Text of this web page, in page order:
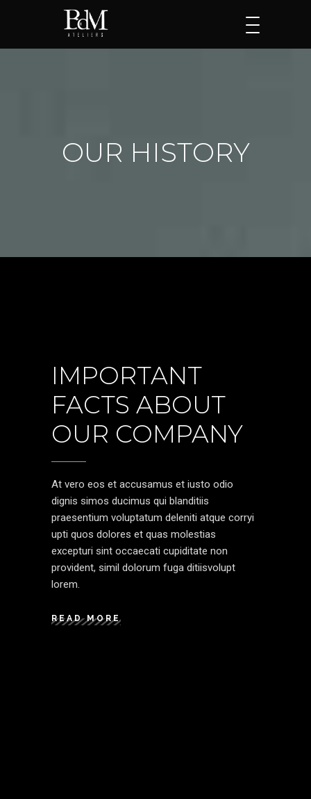
OUR HISTORY
IMPORTANT
FACTS ABOUT
OUR COMPANY
At vero eos et accusamus et iusto odio
dignis simos ducimus qui blanditiis
praesentium voluptatum deleniti atque corryi
upti quos dolores et quas molestias
excepturi sint occaecati cupiditate non
provident, simil dolorum fuga ditiisvolupt
lorem.
READ MORE